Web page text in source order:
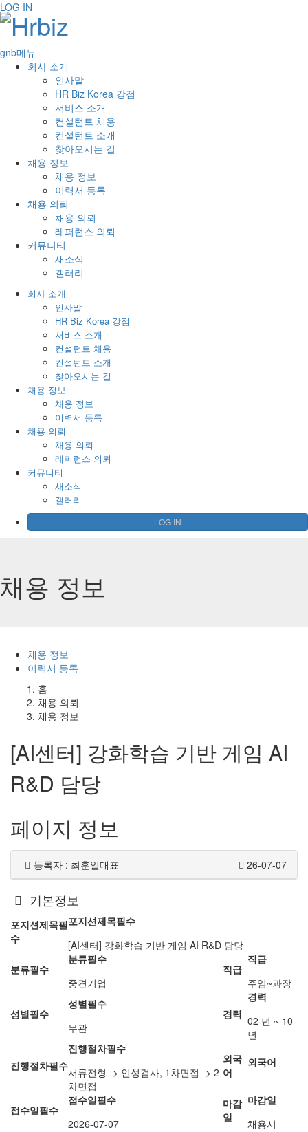
LOG IN
gnb메뉴
회사 소개
인사말
HR Biz Korea 강점
서비스 소개
컨설턴트 채용
컨설턴트 소개
찾아오시는 길
채용 정보
채용 정보
이력서 등록
채용 의뢰
채용 의뢰
레퍼런스 의뢰
커뮤니티
새소식
갤러리
회사 소개
인사말
HR Biz Korea 강점
서비스 소개
컨설턴트 채용
컨설턴트 소개
찾아오시는 길
채용 정보
채용 정보
이력서 등록
채용 의뢰
채용 의뢰
레퍼런스 의뢰
커뮤니티
새소식
갤러리
LOG IN
채용 정보
채용 정보
이력서 등록
홈
채용 의뢰
채용 정보
[AI센터] 강화학습 기반 게임 AI
R&D 담당
페이지 정보
등록자 : 최훈일대표 26-07-07
기본정보
포지션제목필
수
포지션제목필수
[AI센터] 강화학습 기반 게임 AI R&D 담당
분류필수
분류필수
중견기업
직급
직급
주임~과장
성별필수
성별필수
무관
경력
경력
02 년 ~ 10
년
진행절차필수
진행절차필수
서류전형 -> 인성검사, 1차면접 -> 2
차면접
외국
어
외국어
접수일필수
접수일필수
2026-07-07
마감
일
마감일
채용시